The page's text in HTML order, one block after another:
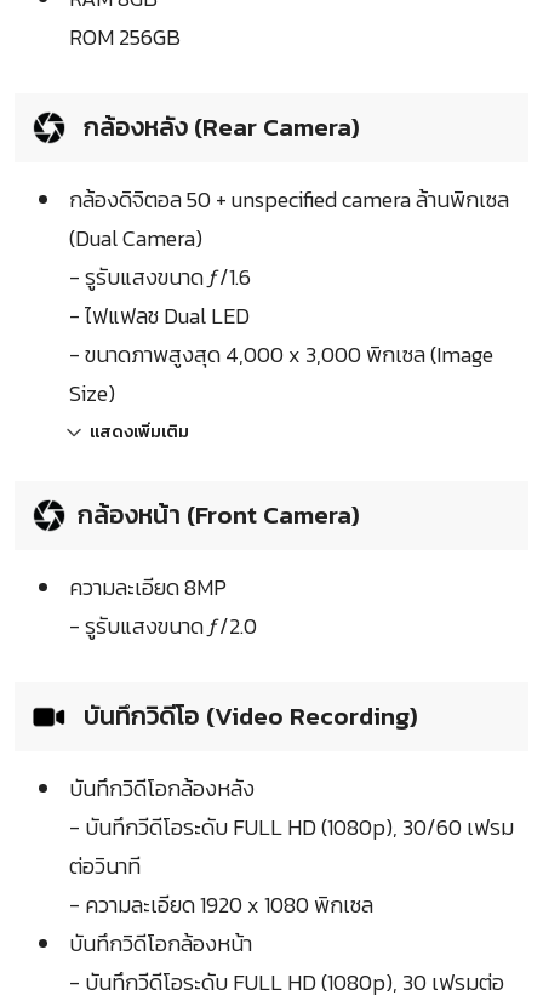
ROM 256GB
กล้องหลัง (Rear Camera)
กล้องดิจิตอล 50 + unspecified camera ล้านพิกเซล
(Dual Camera)
- รูรับแสงขนาด ƒ/1.6
- ไฟแฟลช Dual LED
- ขนาดภาพสูงสุด 4,000 x 3,000 พิกเซล (Image
Size)
แสดงเพิ่มเติม
กล้องหน้า (Front Camera)
ความละเอียด 8MP
- รูรับแสงขนาด ƒ/2.0
บันทึกวิดีโอ (Video Recording)
บันทึกวิดีโอกล้องหลัง
- บันทึกวีดีโอระดับ FULL HD (1080p), 30/60 เฟรม
ต่อวินาที
- ความละเอียด 1920 x 1080 พิกเซล
บันทึกวิดีโอกล้องหน้า
- บันทึกวีดีโอระดับ FULL HD (1080p), 30 เฟรมต่อ